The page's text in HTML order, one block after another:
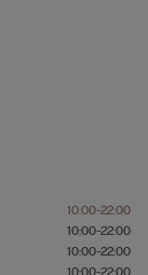
10:00-22:00
10:00-22:00
10:00-22:00
10:00-22:00